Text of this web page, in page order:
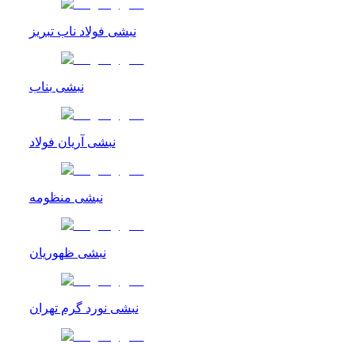
نبشی فولاد ناب تبریز
نبشی بناب
نبشی آریان فولاد
نبشی منظومه
نبشی ظهوریان
نبشی نورد گرم تهران